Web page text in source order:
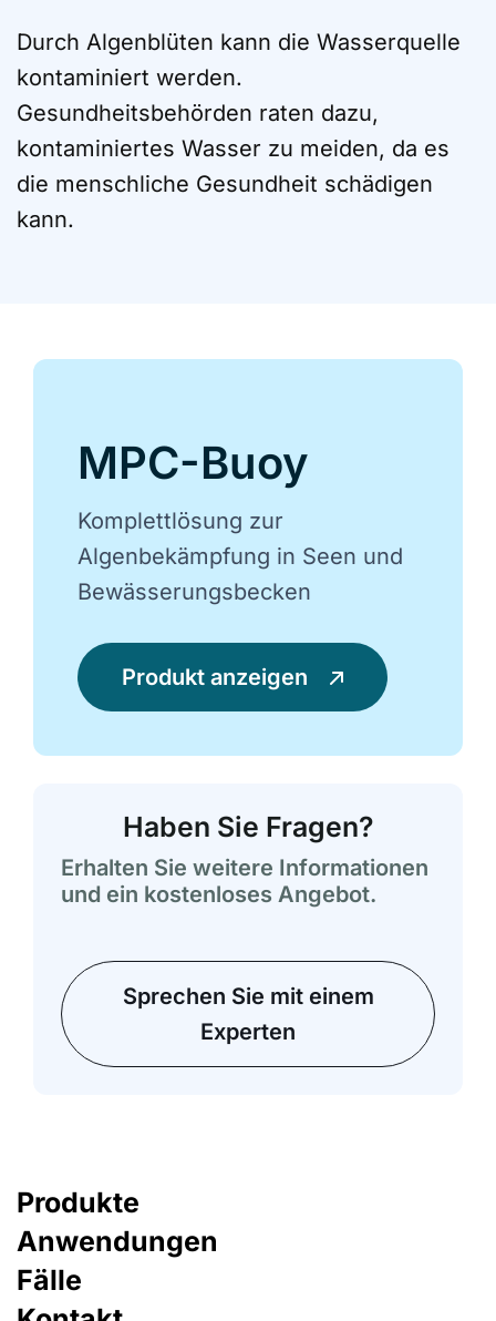
Durch Algenblüten kann die Wasserquelle
kontaminiert werden.
Gesundheitsbehörden raten dazu,
kontaminiertes Wasser zu meiden, da es
die menschliche Gesundheit schädigen
kann.
MPC-Buoy
Komplettlösung zur
Algenbekämpfung in Seen und
Bewässerungsbecken
Produkt anzeigen
Haben Sie Fragen?
Erhalten Sie weitere Informationen
und ein kostenloses Angebot.
Sprechen Sie mit einem
Experten
Produkte
Anwendungen
Fälle